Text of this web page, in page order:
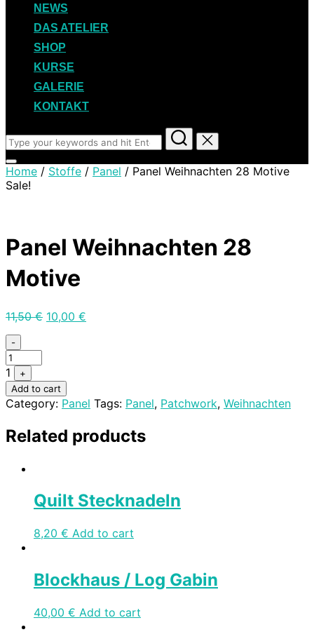
NEWS
DAS ATELIER
SHOP
KURSE
GALERIE
KONTAKT
Search
for:
Toggle
sidebar
&
Home / Stoffe / Panel / Panel Weihnachten 28 Motive
Sale!
Panel Weihnachten 28
Motive
11,50€ 10,00 €
Quantity
-
1
+
Add to cart
Category: Panel Tags: Panel, Patchwork, Weihnachten
Related products
Quilt Stecknadeln
8,20 € Add to cart
Blockhaus / Log Gabin
40,00 € Add to cart